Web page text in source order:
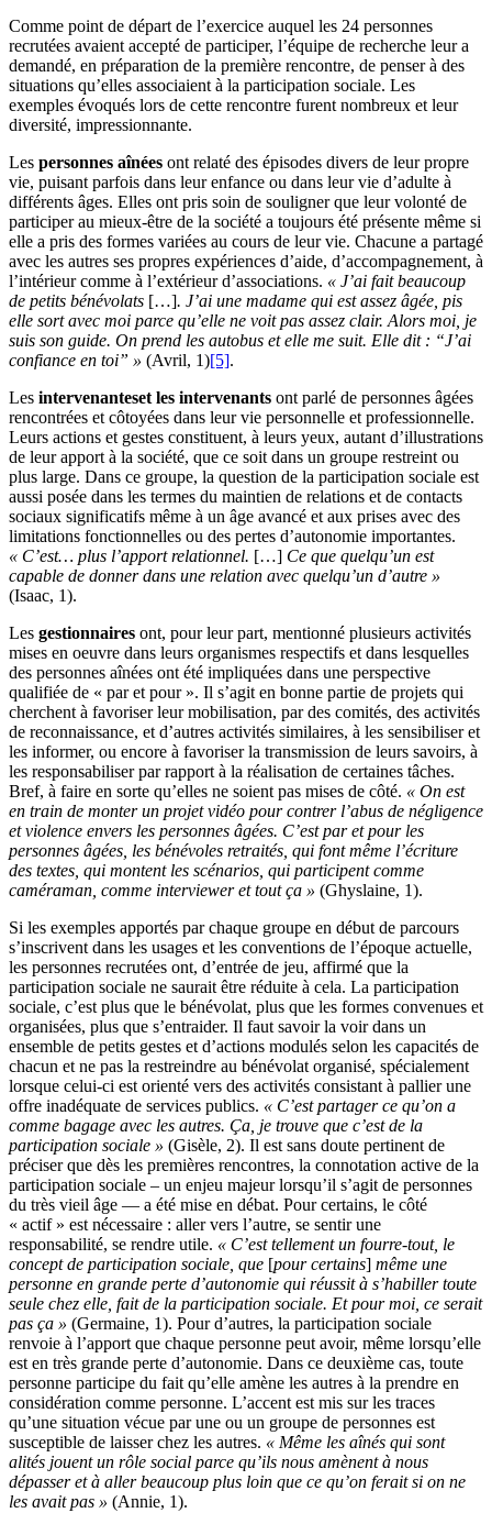
Comme point de départ de l’exercice auquel les 24 personnes
recrutées avaient accepté de participer, l’équipe de recherche leur a
demandé, en préparation de la première rencontre, de penser à des
situations qu’elles associaient à la participation sociale. Les
exemples évoqués lors de cette rencontre furent nombreux et leur
diversité, impressionnante.
Les personnes aînées ont relaté des épisodes divers de leur propre
vie, puisant parfois dans leur enfance ou dans leur vie d’adulte à
différents âges. Elles ont pris soin de souligner que leur volonté de
participer au mieux-être de la société a toujours été présente même si
elle a pris des formes variées au cours de leur vie. Chacune a partagé
avec les autres ses propres expériences d’aide, d’accompagnement, à
l’intérieur comme à l’extérieur d’associations. « J’ai fait beaucoup
de petits bénévolats […]. J’ai une madame qui est assez âgée, pis
elle sort avec moi parce qu’elle ne voit pas assez clair. Alors moi, je
suis son guide. On prend les autobus et elle me suit. Elle dit : “J’ai
confiance en toi” » (Avril, 1)[5].
Les intervenanteset les intervenants ont parlé de personnes âgées
rencontrées et côtoyées dans leur vie personnelle et professionnelle.
Leurs actions et gestes constituent, à leurs yeux, autant d’illustrations
de leur apport à la société, que ce soit dans un groupe restreint ou
plus large. Dans ce groupe, la question de la participation sociale est
aussi posée dans les termes du maintien de relations et de contacts
sociaux significatifs même à un âge avancé et aux prises avec des
limitations fonctionnelles ou des pertes d’autonomie importantes.
« C’est… plus l’apport relationnel. […] Ce que quelqu’un est
capable de donner dans une relation avec quelqu’un d’autre »
(Isaac, 1).
Les gestionnaires ont, pour leur part, mentionné plusieurs activités
mises en oeuvre dans leurs organismes respectifs et dans lesquelles
des personnes aînées ont été impliquées dans une perspective
qualifiée de « par et pour ». Il s’agit en bonne partie de projets qui
cherchent à favoriser leur mobilisation, par des comités, des activités
de reconnaissance, et d’autres activités similaires, à les sensibiliser et
les informer, ou encore à favoriser la transmission de leurs savoirs, à
les responsabiliser par rapport à la réalisation de certaines tâches.
Bref, à faire en sorte qu’elles ne soient pas mises de côté. « On est
en train de monter un projet vidéo pour contrer l’abus de négligence
et violence envers les personnes âgées. C’est par et pour les
personnes âgées, les bénévoles retraités, qui font même l’écriture
des textes, qui montent les scénarios, qui participent comme
caméraman, comme interviewer et tout ça » (Ghyslaine, 1).
Si les exemples apportés par chaque groupe en début de parcours
s’inscrivent dans les usages et les conventions de l’époque actuelle,
les personnes recrutées ont, d’entrée de jeu, affirmé que la
participation sociale ne saurait être réduite à cela. La participation
sociale, c’est plus que le bénévolat, plus que les formes convenues et
organisées, plus que s’entraider. Il faut savoir la voir dans un
ensemble de petits gestes et d’actions modulés selon les capacités de
chacun et ne pas la restreindre au bénévolat organisé, spécialement
lorsque celui-ci est orienté vers des activités consistant à pallier une
offre inadéquate de services publics. « C’est partager ce qu’on a
comme bagage avec les autres. Ça, je trouve que c’est de la
participation sociale » (Gisèle, 2). Il est sans doute pertinent de
préciser que dès les premières rencontres, la connotation active de la
participation sociale – un enjeu majeur lorsqu’il s’agit de personnes
du très vieil âge — a été mise en débat. Pour certains, le côté
« actif » est nécessaire : aller vers l’autre, se sentir une
responsabilité, se rendre utile. « C’est tellement un fourre-tout, le
concept de participation sociale, que [pour certains] même une
personne en grande perte d’autonomie qui réussit à s’habiller toute
seule chez elle, fait de la participation sociale. Et pour moi, ce serait
pas ça » (Germaine, 1). Pour d’autres, la participation sociale
renvoie à l’apport que chaque personne peut avoir, même lorsqu’elle
est en très grande perte d’autonomie. Dans ce deuxième cas, toute
personne participe du fait qu’elle amène les autres à la prendre en
considération comme personne. L’accent est mis sur les traces
qu’une situation vécue par une ou un groupe de personnes est
susceptible de laisser chez les autres. « Même les aînés qui sont
alités jouent un rôle social parce qu’ils nous amènent à nous
dépasser et à aller beaucoup plus loin que ce qu’on ferait si on ne
les avait pas » (Annie, 1).